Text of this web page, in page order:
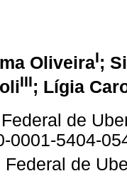
OliveiraI;
III; Lígia
de
0001-5404-
Federal de